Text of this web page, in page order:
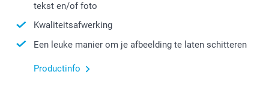
tekst en/of foto
Kwaliteitsafwerking
Een leuke manier om je afbeelding te laten schitteren
Productinfo